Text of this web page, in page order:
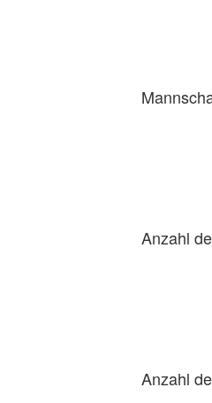
Anzahl
Anzahl